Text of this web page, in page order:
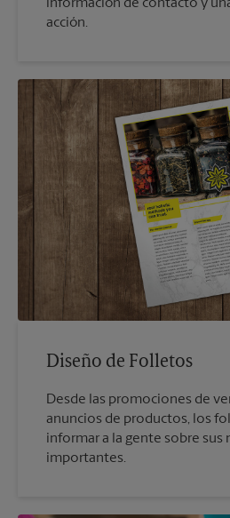
información de contacto y
acción.
Diseño de Folletos
Desde las promociones de
anuncios de productos, los
informar a la gente sobre sus
importantes.